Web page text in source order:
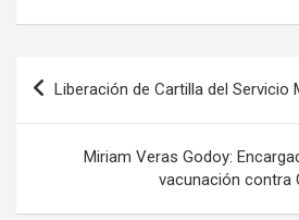
Navegación
de
Liberación de Cartilla del Servicio
Miriam Veras Godoy:
vacunación contra